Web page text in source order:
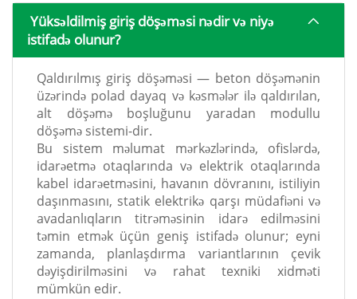
Yüksəldilmiş giriş döşəməsi nədir və niyə
istifadə olunur?
Qaldırılmış giriş döşəməsi — beton döşəmənin
üzərində polad dayaq və kəsmələr ilə qaldırılan,
alt döşəmə boşluğunu yaradan modullu
döşəmə sistemi-dir.
Bu sistem məlumat mərkəzlərində, ofislərdə,
idarəetmə otaqlarında və elektrik otaqlarında
kabel idarəetməsini, havanın dövranını, istiliyin
daşınmasını, statik elektrikə qarşı müdafiəni və
avadanlıqların titrəməsinin idarə edilməsini
təmin etmək üçün geniş istifadə olunur; eyni
zamanda, planlaşdırma variantlarının çevik
dəyişdirilməsini və rahat texniki xidməti
mümkün edir.